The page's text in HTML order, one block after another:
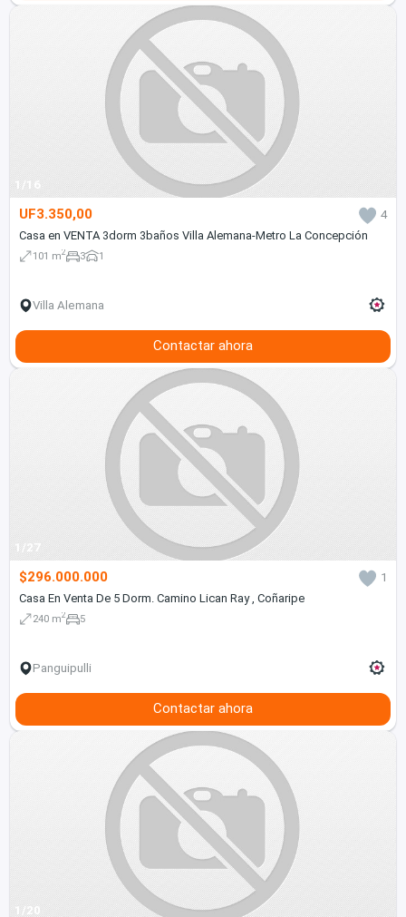
1/16
UF3.350,00
4
Casa en VENTA 3dorm 3baños Villa Alemana-Metro La Concepción
101 m2 3 1
Villa Alemana
Contactar ahora
1/27
$296.000.000
1
Casa En Venta De 5 Dorm. Camino Lican Ray , Coñaripe
240 m2 5
Panguipulli
Contactar ahora
1/20